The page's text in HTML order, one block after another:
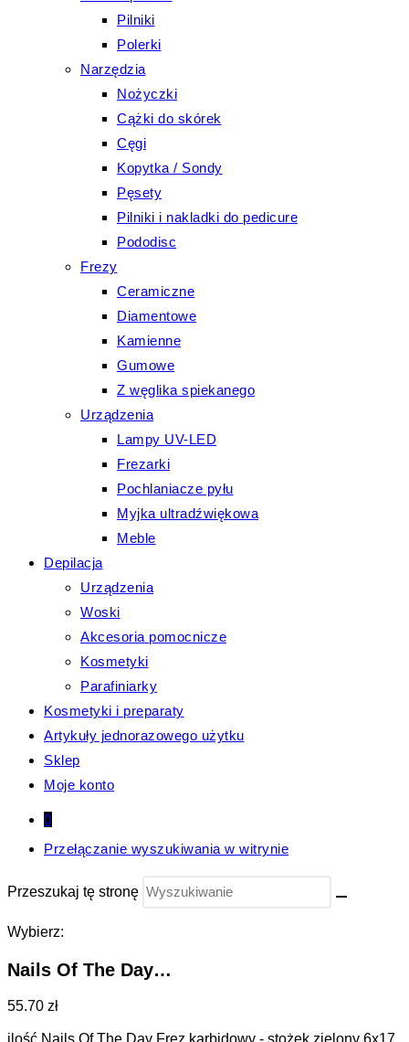
Pilniki
Polerki
Narzędzia
Nożyczki
Cążki do skórek
Cęgi
Kopytka / Sondy
Pęsety
Pilniki i nakladki do pedicure
Pododisc
Frezy
Ceramiczne
Diamentowe
Kamienne
Gumowe
Z węglika spiekanego
Urządzenia
Lampy UV-LED
Frezarki
Pochlaniacze pyłu
Myjka ultradźwiękowa
Meble
Depilacja
Urządzenia
Woski
Akcesoria pomocnicze
Kosmetyki
Parafiniarky
Kosmetyki i preparaty
Artykuły jednorazowego użytku
Sklep
Moje konto
0
Przełączanie wyszukiwania w witrynie
Przeszukaj tę stronę
Wybierz:
Nails Of The Day…
55.70 zł